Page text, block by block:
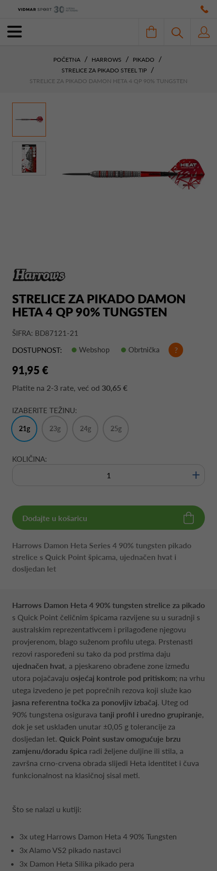
POČETNA HARROWS
PIKADO
STRELICE ZA PIKADO STEEL TIP
STRELICE ZA PIKADO DAMON HETA 4 QP 90% TUNGSTEN
STRELICE ZA PIKADO DAMON
HETA 4 QP 90% TUNGSTEN
ŠIFRA: BD87121-21
DOSTUPNOST:
Webshop Obrtnička ?
91,95 €
Platite na 2-3 rate, već od 30,65 €
IZABERITE TEŽINU:
21g 23g 24g 25g
KOLIČINA:
+
Dodajte u košaricu
Harrows Damon Heta Series 4 90% tungsten pikado
strelice s Quick Point špicama, ujednačen hvat i
dosljedan let
Harrows Damon Heta 4 90% tungsten strelice za pikado
s Quick Point čeličnim špicama razvijene su u suradnji s
australskim reprezentativcem i prilagođene njegovu
provjerenom, blago suženom profilu utega. Prstenasti
rezovi raspoređeni su tako da pod prstima daju
ujednačen hvat, a pjeskareno obrađene zone između
utora pojačavaju osjećaj kontrole pod pritiskom; na vrhu
utega izvedeno je pet poprečnih rezova koji služe kao
jasna referentna točka za ponovljiv izbačaj. Uteg od
90% tungstena osigurava tanji profil i uredno grupiranje,
dok je set usklađen unutar ±0,05 g tolerancije za
dosljedan let. Quick Point sustav omogućuje brzu
zamjenu/doradu špica radi željene duljine ili stila, a
završna crno-crvena obrada slijedi Heta identitet i čuva
funkcionalnost na klasičnoj sisal meti.
Što se nalazi u kutiji:
3x uteg Harrows Damon Heta 4 90% Tungsten
3x Alamo VS2 pikado nastavci
3x Damon Heta Silika pikado pera